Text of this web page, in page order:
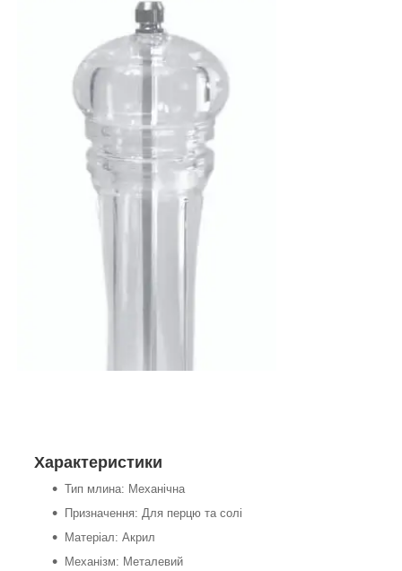
Характеристики
Тип млина: Механічна
Призначення: Для перцю та солі
Матеріал: Акрил
Механізм: Металевий